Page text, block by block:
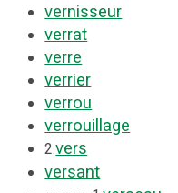
vernisseur
verrat
verre
verrier
verrou
verrouillage
2.vers
versant